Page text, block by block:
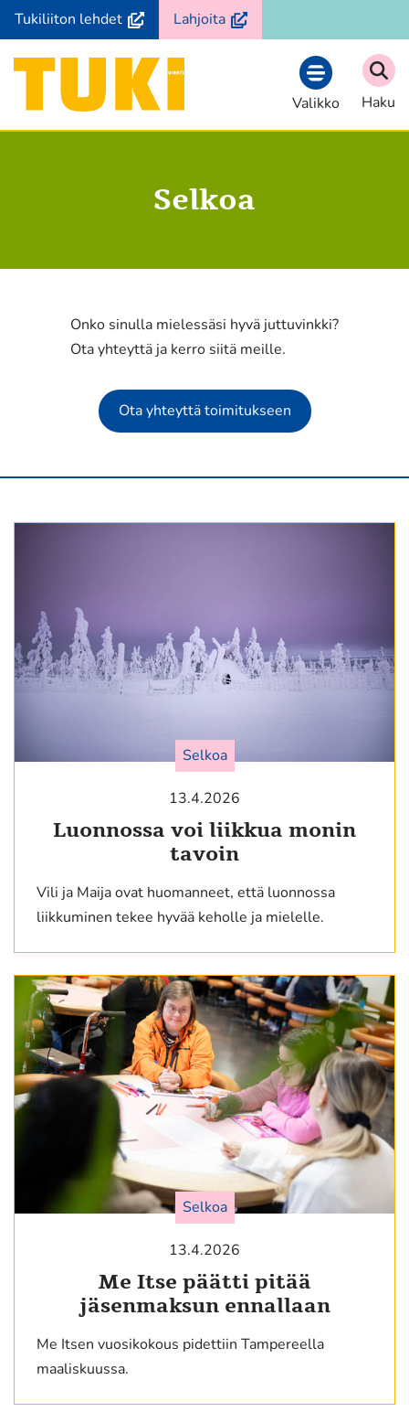
Siirry
sisältöön
Tukiliiton lehdet(avautuu
uuteen
ikkunaan,
siirryt
toiseen
Lahjoita(avautuu
uuteen
Etusivu
Valikko
Haku
Selkoa
Onko sinulla mielessäsi hyvä juttuvinkki?
Ota yhteyttä ja kerro siitä meille.
Ota yhteyttä toimitukseen
Selkoa
13.4.2026
Luonnossa voi liikkua monin
tavoin
Vili ja Maija ovat huomanneet, että luonnossa
liikkuminen tekee hyvää keholle ja mielelle.
Selkoa
13.4.2026
Me Itse päätti pitää
jäsenmaksun ennallaan
Me Itsen vuosikokous pidettiin Tampereella
maaliskuussa.